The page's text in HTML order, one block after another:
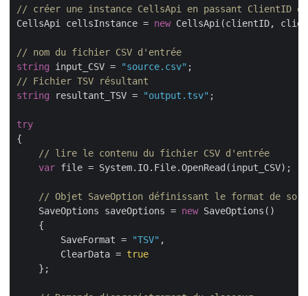
// créer une instance CellsApi en passant ClientID
CellsApi cellsInstance = new CellsApi(clientID,
// nom du fichier CSV d'entrée
string input_CSV = "source.csv"
// Fichier TSV résultant
string resultant_TSV = "output.tsv" ;
try
{
// lire le contenu du fichier CSV d'entrée
var file = System.IO.File.OpenRead(input_CSV);
// Objet SaveOption définissant le format de sortie
    SaveOptions saveOptions =
new SaveOptions()
    {
        SaveFormat =
"TSV" ,
        ClearData =
true
    };